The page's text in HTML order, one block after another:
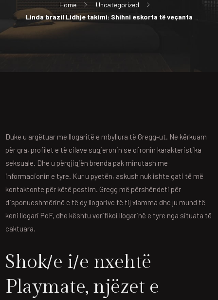
Home
Uncategorized
Linda brazil Lidhje takimi: Shihni eskorta të veçanta
Duke u argëtuar me llogaritë e mbyllura të Gregg-ut. Ne kërkuam
për gra, profilet e të cilave sugjeronin se ofronin karakteristika
seksuale. Dhe u përgjigjën brenda pak minutash me
informacionin e tyre. Kur u pyetën, askush nuk ishte gati të më
kontaktonte për këtë postim. Gregg më përshëndeti për
disponueshmërinë e të dy llogarive të tij xlamma dhe ju mund të
keni llogari PoF, dhe kështu verifikoi llogarinë e tyre nga situata të
caktuara.
Shok/e i/e nxehtë
Playmate, njëzet e